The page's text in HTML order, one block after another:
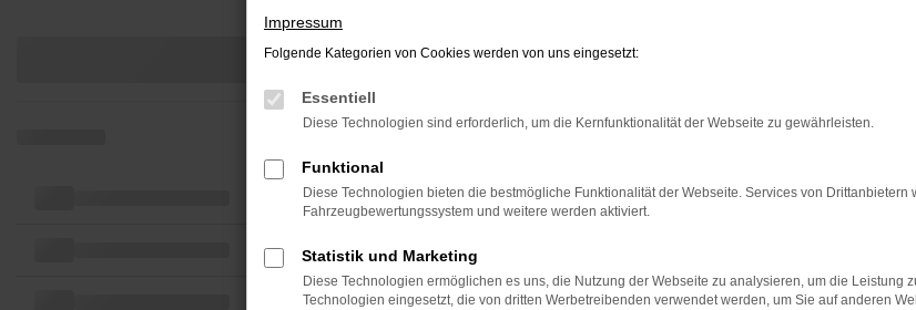
Impressum
Folgende Kategorien von Cookies werden von uns eingesetzt:
Essentiell
Diese Technologien sind erforderlich, um die Kernfunktionalität der Webseite zu gewährleisten.
Funktional
Diese Technologien bieten die bestmögliche Funktionalität der Webseite. Services von Drittanbietern
Fahrzeugbewertungssystem und weitere werden aktiviert.
Statistik und Marketing
Diese Technologien ermöglichen es uns, die Nutzung der Webseite zu analysieren, um die Leistung
Technologien eingesetzt, die von dritten Werbetreibenden verwendet werden, um Sie auf anderen